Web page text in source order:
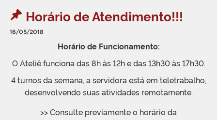
Horário de Atendimento!!!
16/05/2018
Horário de Funcionamento:
O Ateliê funciona das 8h às 12h e das 13h30 às 17h30.
4 turnos da semana, a servidora está em teletrabalho,
desenvolvendo suas atividades remotamente.
>> Consulte previamente o horário da